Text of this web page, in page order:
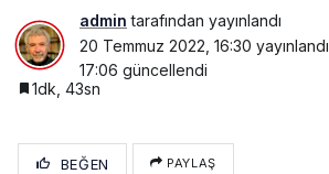
admin tarafından yayınlandı
20 Temmuz 2022, 16:30 yayınlandı
17:06 güncellendi
1dk, 43sn
BEĞEN PAYLAŞ